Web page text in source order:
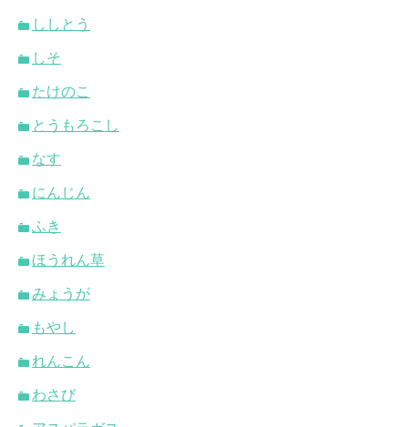
ししとう
しそ
たけのこ
とうもろこし
なす
にんじん
ふき
ほうれん草
みょうが
もやし
れんこん
わさび